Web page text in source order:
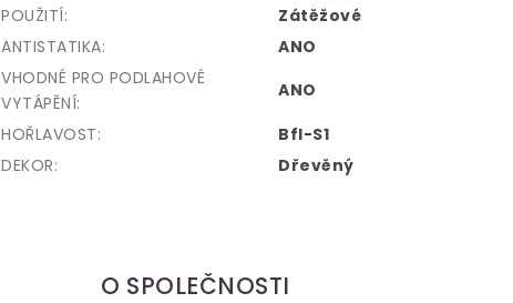
POUŽITÍ:
Zátěžové
ANTISTATIKA:
ANO
VHODNÉ PRO PODLAHOVÉ
VYTÁPĚNÍ:
ANO
HOŘLAVOST:
Bfl-S1
DEKOR: Dřevěný
O SPOLEČNOSTI